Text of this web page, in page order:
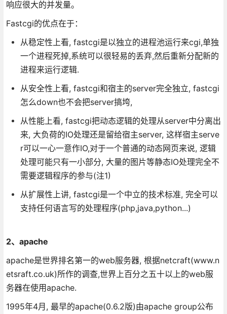
响应很大的并发量。
Fastcgi的优点在于：
从稳定性上看, fastcgi是以独立的进程池运行来cgi,单独
一个进程死掉,系统可以很轻易的丢弃,然后重新分配新的
进程来运行逻辑.
从安全性上看, fastcgi和宿主的server完全独立, fastcgi
怎么down也不会把server搞垮,
从性能上看, fastcgi把动态逻辑的处理从server中分离出
来, 大负荷的IO处理还是留给宿主server, 这样宿主serve
r可以一心一意作IO,对于一个普通的动态网页来说, 逻辑
处理可能只有一小部分, 大量的图片等静态IO处理完全不
需要逻辑程序的参与(注1)
从扩展性上讲, fastcgi是一个中立的技术标准, 完全可以
支持任何语言写的处理程序(php,java,python...)
2、apache
apache是世界排名第一的web服务器, 根据netcraft(www.n
etsraft.co.uk)所作的调查,世界上百分之五十以上的web服
务器在使用apache.
1995年4月, 最早的apache(0.6.2版)由apache group公布